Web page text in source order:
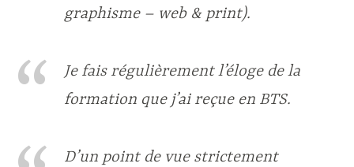
graphisme – web & print).
Je fais régulièrement l’éloge de la
formation que j’ai reçue en BTS.
D’un point de vue strictement